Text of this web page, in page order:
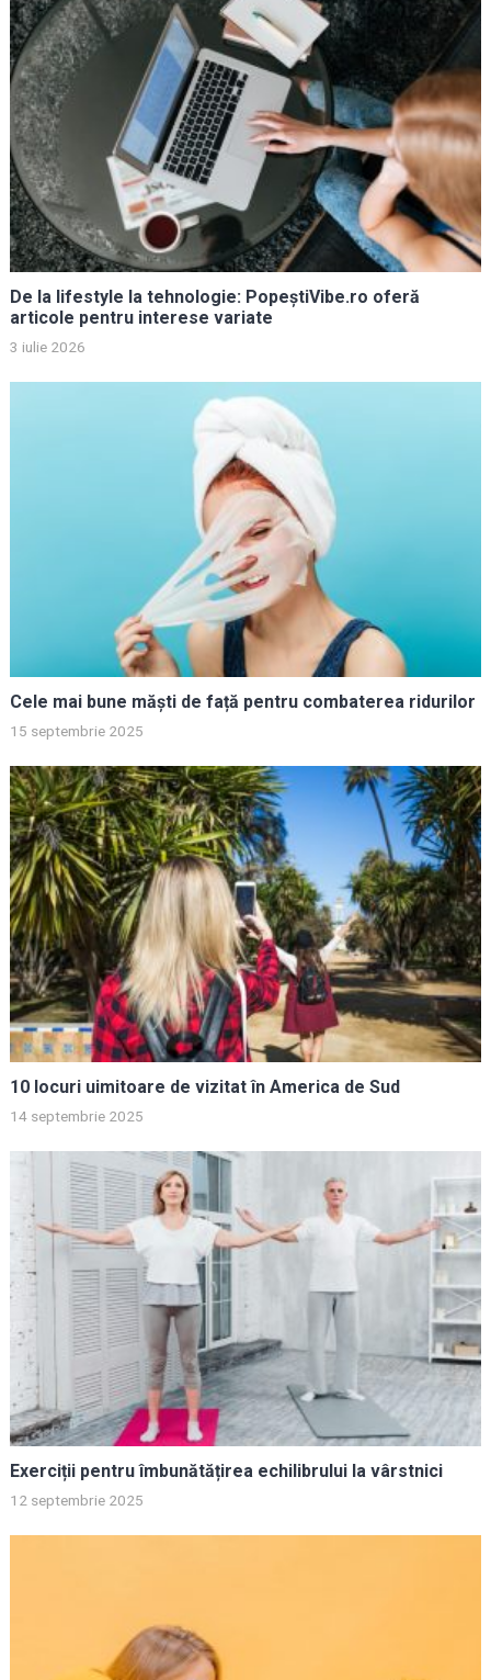
De la lifestyle la tehnologie: PopeștiVibe.ro oferă
articole pentru interese variate
3 iulie 2026
Cele mai bune măști de față pentru combaterea ridurilor
15 septembrie 2025
10 locuri uimitoare de vizitat în America de Sud
14 septembrie 2025
Exerciții pentru îmbunătățirea echilibrului la vârstnici
12 septembrie 2025